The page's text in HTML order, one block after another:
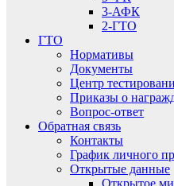
3-АФК
2-ГТО
ГТО
Нормативы
Документы
Центр
Приказы о
Вопрос-ответ
Обратная связь
Контакты
График личного
Открытые данные
Открытое